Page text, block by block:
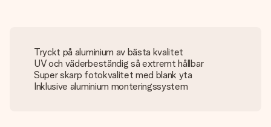
Tryckt på aluminium av bästa kvalitet
UV och väderbeständig så extremt hållbar
Super skarp fotokvalitet med blank yta
Inklusive aluminium monteringssystem